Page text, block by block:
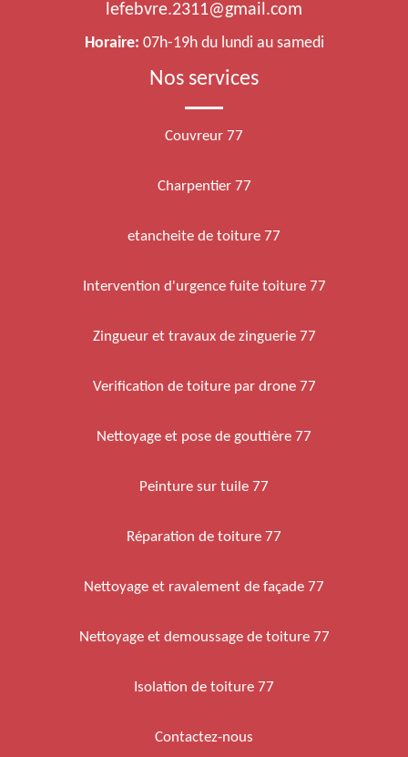
lefebvre.2311@gmail.com
Horaire: 07h-19h du lundi au samedi
Nos services
Couvreur 77
Charpentier 77
etancheite de toiture 77
Intervention d'urgence fuite toiture 77
Zingueur et travaux de zinguerie 77
Verification de toiture par drone 77
Nettoyage et pose de gouttière 77
Peinture sur tuile 77
Réparation de toiture 77
Nettoyage et ravalement de façade 77
Nettoyage et demoussage de toiture 77
Isolation de toiture 77
Contactez-nous